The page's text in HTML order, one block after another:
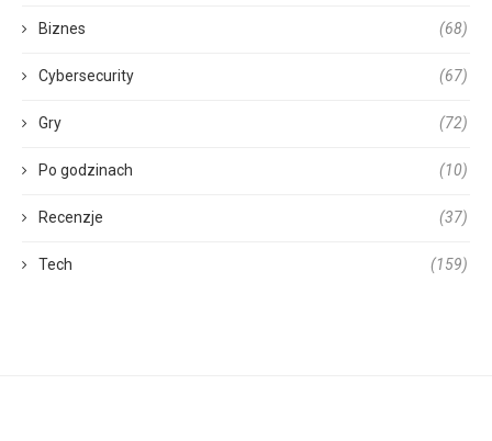
Biznes (68)
Cybersecurity (67)
Gry (72)
Po godzinach (10)
Recenzje (37)
Tech (159)